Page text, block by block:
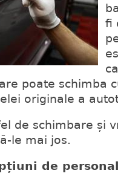
fi
poate schimba
originale a
de schimbare și
le mai jos.
de